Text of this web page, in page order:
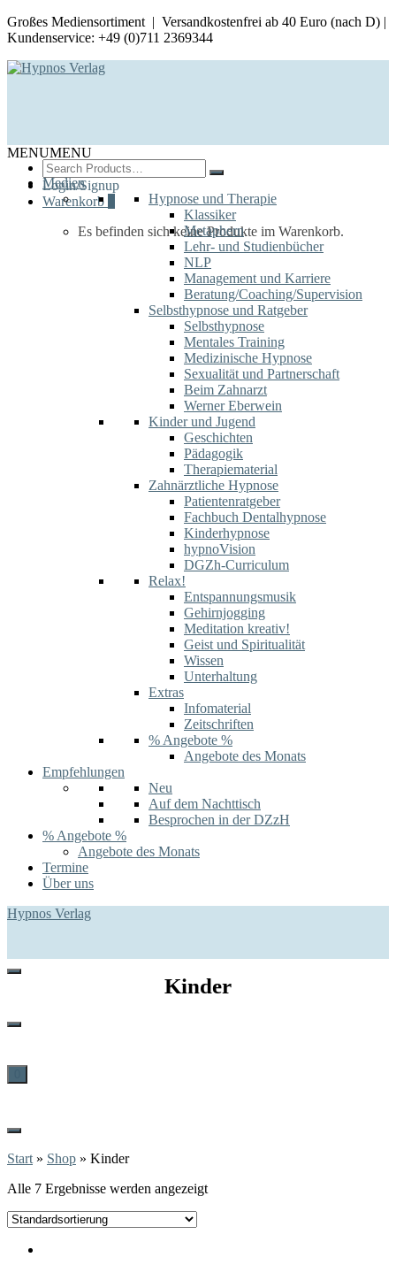
Großes Mediensortiment | Versandkostenfrei ab 40 Euro (nach D) |
Kundenservice: +49 (0)711 2369344
Search
for:
Login/Signup
Warenkorb
Es befinden sich keine Produkte im Warenkorb.
MENUMENU
Medien
Hypnose und Therapie
Klassiker
Metaphern
Lehr- und Studienbücher
NLP
Management und Karriere
Beratung/Coaching/Supervision
Selbsthypnose und Ratgeber
Selbsthypnose
Mentales Training
Medizinische Hypnose
Sexualität und Partnerschaft
Beim Zahnarzt
Werner Eberwein
Kinder und Jugend
Geschichten
Pädagogik
Therapiematerial
Zahnärztliche Hypnose
Patientenratgeber
Fachbuch Dentalhypnose
Kinderhypnose
hypnoVision
DGZh-Curriculum
Relax!
Entspannungsmusik
Gehirnjogging
Meditation kreativ!
Geist und Spiritualität
Wissen
Unterhaltung
Extras
Infomaterial
Zeitschriften
% Angebote %
Angebote des Monats
Empfehlungen
Neu
Auf dem Nachttisch
Besprochen in der DZzH
% Angebote %
Angebote des Monats
Termine
Über uns
Hypnos Verlag
Kinder
Start » Shop » Kinder
Alle 7 Ergebnisse werden angezeigt